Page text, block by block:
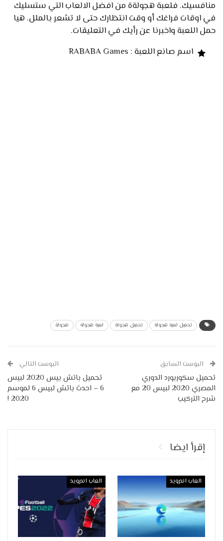
منافسيك. فلعبة هجولةة من افضل الالعاب التي ستسليك
في اوقات فراغك أو وقت انتظارك حتى لا تشعر بالملل. هيا
حمل اللعبة واخبرنا عن رأيك في التعليقات.
اسم صانع اللعبة : RABABA Games
تحميل لعبة هجولة تحميل هجولة لعبة هجولة هجولة
البوست السابق
تحميل سكوربورد الدوري
المصري 2020 لبيس 20 مع
شرح التركيب
البوست التالي
تحميل باتش بيس 2020 لبيس
6 – احدث باتش لبيس 6 لموسم
2020 !
إقرأ ايضا
العاب اندرويد العاب اندرويد